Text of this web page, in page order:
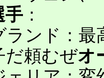
手：
ンド：最
だ頼むぜオ